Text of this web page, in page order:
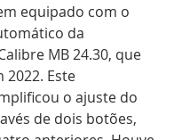
equipado com o
da
MB 24.30, que
2022. Este
o ajuste do
de dois botões,